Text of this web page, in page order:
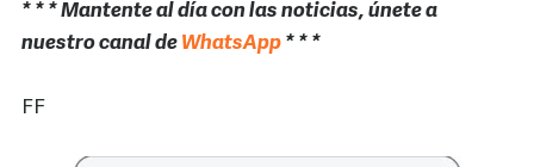
* * * Mantente al día con las noticias, únete a
nuestro canal de WhatsApp * * *
FF